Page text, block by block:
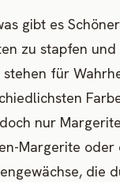
gibt es
zu stapfen und
stehen für
nur
Margerite oder
die